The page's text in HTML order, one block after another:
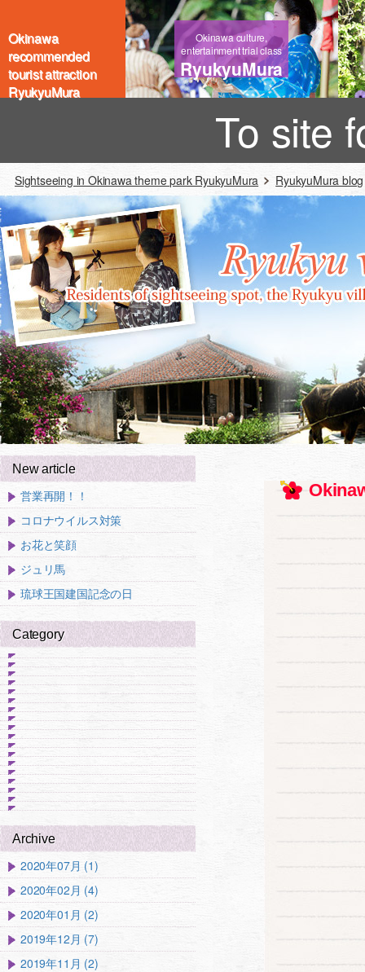
Okinawa
recommended
tourist attraction
RyukyuMura
Okinawa culture,
entertainment trial class
RyukyuMura
To site
Sightseeing in Okinawa theme park RyukyuMura RyukyuMura blog
New article
営業再開！！
コロナウイルス対策
お花と笑顔
ジュリ馬
琉球王国建国記念の日
Category
Archive
2020年07月 (1)
2020年02月 (4)
2020年01月 (2)
2019年12月 (7)
2019年11月 (2)